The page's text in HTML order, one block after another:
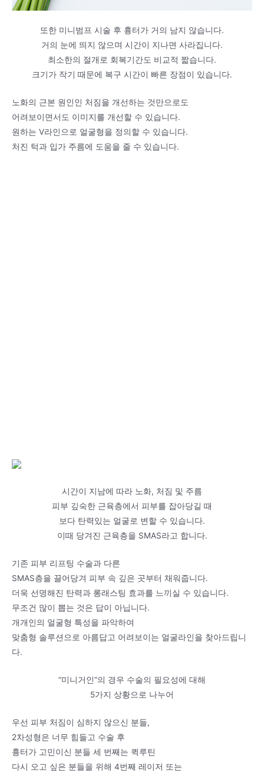
또한 미니범프 시술 후 흉터가 거의 남지 않습니다.
거의 눈에 띄지 않으며 시간이 지나면 사라집니다.
최소한의 절개로 회복기간도 비교적 짧습니다.
크기가 작기 때문에 복구 시간이 빠른 장점이 있습니다.
노화의 근본 원인인 처짐을 개선하는 것만으로도
어려보이면서도 이미지를 개선할 수 있습니다.
원하는 V라인으로 얼굴형을 정의할 수 있습니다.
처진 턱과 입가 주름에 도움을 줄 수 있습니다.
시간이 지남에 따라 노화, 처짐 및 주름
피부 깊숙한 근육층에서 피부를 잡아당길 때
보다 탄력있는 얼굴로 변할 수 있습니다.
이때 당겨진 근육층을 SMAS라고 합니다.
기존 피부 리프팅 수술과 다른
SMAS층을 끌어당겨 피부 속 깊은 곳부터 채워줍니다.
더욱 선명해진 탄력과 롱래스팅 효과를 느끼실 수 있습니다.
무조건 많이 뽑는 것은 답이 아닙니다.
개개인의 얼굴형 특성을 파악하여
맞춤형 솔루션으로 아름답고 어려보이는 얼굴라인을 찾아드립니
다.
“미니거인”의 경우 수술의 필요성에 대해
5가지 상황으로 나누어
우선 피부 처짐이 심하지 않으신 분들,
2차성형은 너무 힘들고 수술 후
흉터가 고민이신 분들 세 번째는 퀵루틴
다시 오고 싶은 분들을 위해 4번째 레이저 또는